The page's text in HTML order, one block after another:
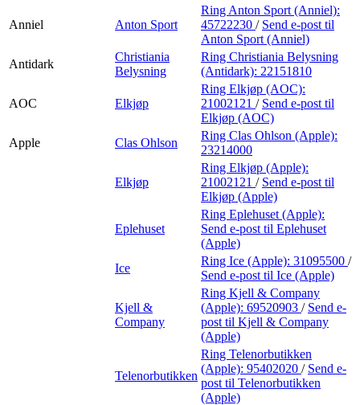
Anniel Anton Sport
Ring Anton Sport (Anniel):
45722230 / Send e-post til
Anton Sport (Anniel)
Antidark
Christiania
Belysning
Ring Christiania Belysning
(Antidark): 22151810
AOC Elkjøp
Ring Elkjøp (AOC):
21002121 / Send e-post til
Elkjøp (AOC)
Apple
Clas Ohlson
Ring Clas Ohlson (Apple):
23214000
Elkjøp
Ring Elkjøp (Apple):
21002121 / Send e-post til
Elkjøp (Apple)
Eplehuset
Ring Eplehuset (Apple):
Send e-post til Eplehuset
(Apple)
Ice
Ring Ice (Apple): 31095500 /
Send e-post til Ice (Apple)
Kjell &
Company
Ring Kjell & Company
(Apple): 69520903 / Send e-
post til Kjell & Company
(Apple)
Telenorbutikken
Ring Telenorbutikken
(Apple): 95402020 / Send e-
post til Telenorbutikken
(Apple)